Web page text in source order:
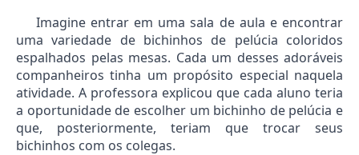
Imagine entrar em uma sala de aula e encontrar
uma variedade de bichinhos de pelúcia coloridos
espalhados pelas mesas. Cada um desses adoráveis
companheiros tinha um propósito especial naquela
atividade. A professora explicou que cada aluno teria
a oportunidade de escolher um bichinho de pelúcia e
que, posteriormente, teriam que trocar seus
bichinhos com os colegas.